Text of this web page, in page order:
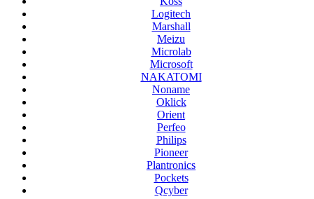
Logitech
Marshall
Meizu
Microlab
Microsoft
NAKATOMI
Noname
Oklick
Orient
Perfeo
Philips
Pioneer
Plantronics
Pockets
Qcyber